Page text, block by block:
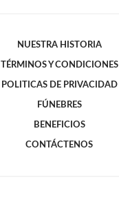
NUESTRA HISTORIA
TÉRMINOS Y CONDICIONES
POLITICAS DE PRIVACIDAD
FÚNEBRES
BENEFICIOS
CONTÁCTENOS